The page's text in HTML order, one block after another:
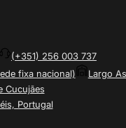
(+351) 256 003 737
fixa nacional)
Largo
Cucujães
Portugal